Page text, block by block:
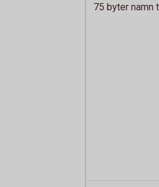
75 byter namn